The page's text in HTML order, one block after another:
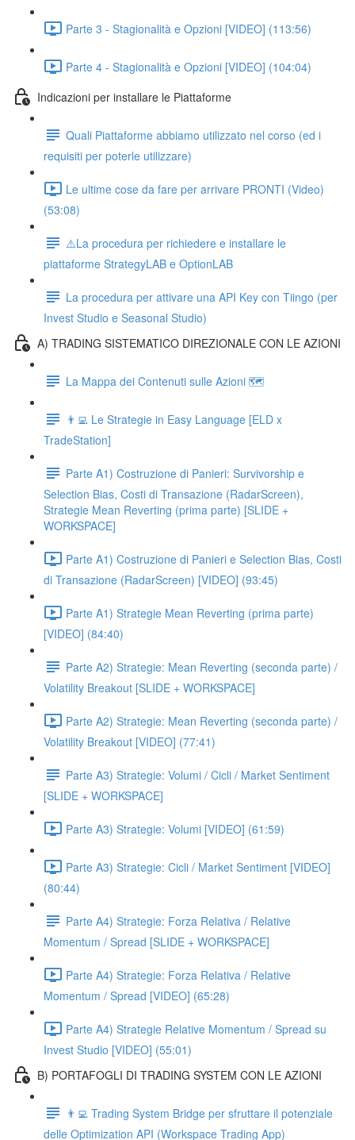
Parte 3 - Stagionalità e Opzioni [VIDEO] (113:56)
Parte 4 - Stagionalità e Opzioni [VIDEO] (104:04)
Indicazioni per installare le Piattaforme
Quali Piattaforme abbiamo utilizzato nel corso (ed i
requisiti per poterle utilizzare)
Le ultime cose da fare per arrivare PRONTI (Video)
(53:08)
⚠️La procedura per richiedere e installare le
piattaforme StrategyLAB e OptionLAB
La procedura per attivare una API Key con Tiingo (per
Invest Studio e Seasonal Studio)
A) TRADING SISTEMATICO DIREZIONALE CON LE AZIONI
La Mappa dei Contenuti sulle Azioni 🗺
👨‍💻 Le Strategie in Easy Language [ELD x
TradeStation]
Parte A1) Costruzione di Panieri: Survivorship e
Selection Bias, Costi di Transazione (RadarScreen),
Strategie Mean Reverting (prima parte) [SLIDE +
WORKSPACE]
Parte A1) Costruzione di Panieri e Selection Bias, Costi
di Transazione (RadarScreen) [VIDEO] (93:45)
Parte A1) Strategie Mean Reverting (prima parte)
[VIDEO] (84:40)
Parte A2) Strategie: Mean Reverting (seconda parte) /
Volatility Breakout [SLIDE + WORKSPACE]
Parte A2) Strategie: Mean Reverting (seconda parte) /
Volatility Breakout [VIDEO] (77:41)
Parte A3) Strategie: Volumi / Cicli / Market Sentiment
[SLIDE + WORKSPACE]
Parte A3) Strategie: Volumi [VIDEO] (61:59)
Parte A3) Strategie: Cicli / Market Sentiment [VIDEO]
(80:44)
Parte A4) Strategie: Forza Relativa / Relative
Momentum / Spread [SLIDE + WORKSPACE]
Parte A4) Strategie: Forza Relativa / Relative
Momentum / Spread [VIDEO] (65:28)
Parte A4) Strategie Relative Momentum / Spread su
Invest Studio [VIDEO] (55:01)
B) PORTAFOGLI DI TRADING SYSTEM CON LE AZIONI
👨‍💻 Trading System Bridge per sfruttare il potenziale
delle Optimization API (Workspace Trading App)